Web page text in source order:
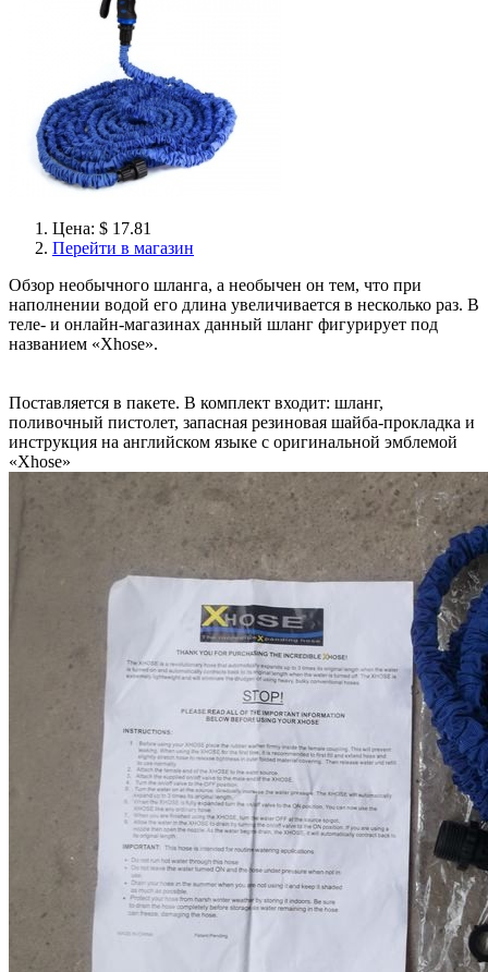
Цена: $ 17.81
Перейти в магазин
Обзор необычного шланга, а необычен он тем, что при
наполнении водой его длина увеличивается в несколько раз. В
теле- и онлайн-магазинах данный шланг фигурирует под
названием «Xhose».
Поставляется в пакете. В комплект входит: шланг,
поливочный пистолет, запасная резиновая шайба-прокладка и
инструкция на английском языке с оригинальной эмблемой
«Xhose»